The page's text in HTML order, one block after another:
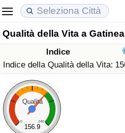
Qualità della Vita a
Indice
Indice della Qualità della Vita:
Qualità
0 240
156.9
Costo della vita
Indice Del Costo Della Vita
Indice Del Costo Della Vita
Indice del Costo della Vita per
Prezzi degli immobili
Indice del Prezzo delle Case
Indice del Prezzo delle Case
Indice del Prezzo delle Case
Qualità della Vita
Indice della Qualità della Vita
Indice della Qualità della Vita
Indice della qualità della vita